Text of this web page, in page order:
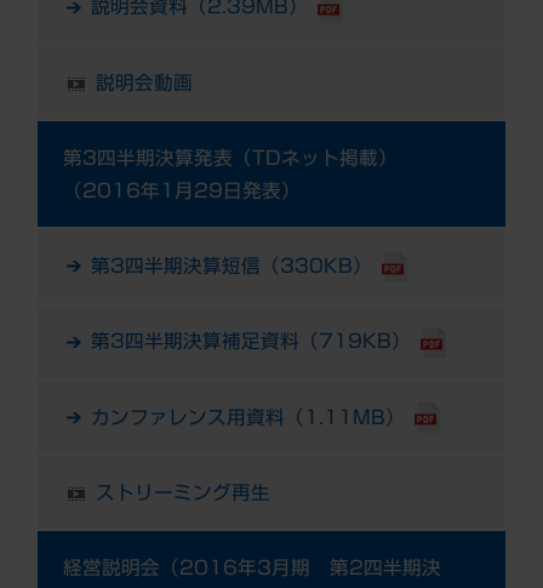
説明会資料（2.39MB）
説明会動画
第3四半期決算発表（TDネット掲載）
（2016年1月29日発表）
第3四半期決算短信（330KB）
第3四半期決算補足資料（719KB）
カンファレンス用資料（1.11MB）
ストリーミング再生
経営説明会（2016年3月期 第2四半期決